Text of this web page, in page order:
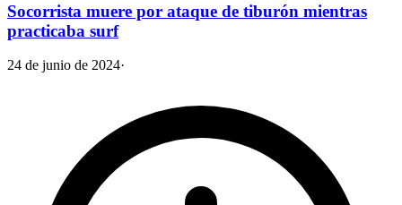
Socorrista muere por ataque de tiburón mientras
practicaba surf
24 de junio de 2024·